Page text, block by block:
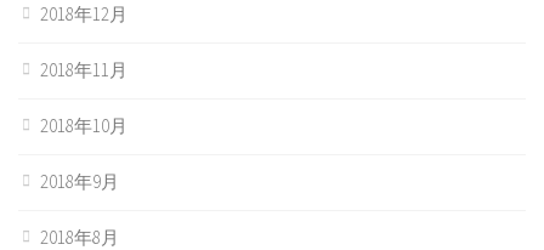
2018年12月
2018年11月
2018年10月
2018年9月
2018年8月